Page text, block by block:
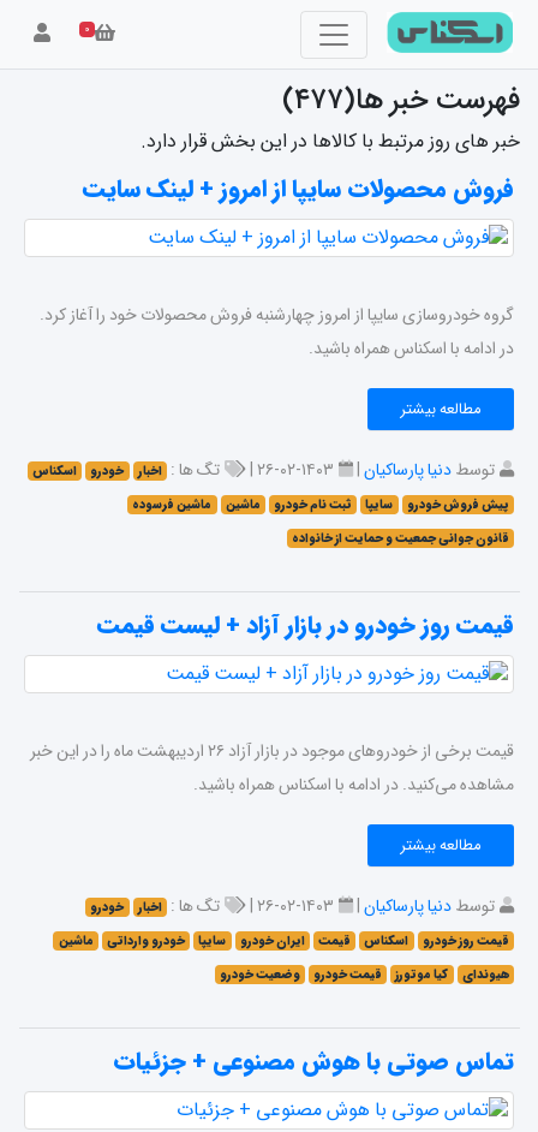
۰
فهرست خبر ها(۴۷۷)
خبر های روز مرتبط با کالاها در این بخش قرار دارد.
فروش محصولات سایپا از امروز + لینک سایت
گروه خودروسازی سایپا از امروز چهارشنبه فروش محصولات خود را آغاز کرد.
در ادامه با اسکناس همراه باشید.
مطالعه بیشتر
توسطدنیا پارساکیان| ۱۴۰۳-۰۲-۲۶ | تگ ها : اخبار خودرو
اسکناس
پیش فروش خودرو
سایپا ثبت نام خودرو ماشین
ماشین فرسوده
قانون جوانی جمعیت و حمایت از خانواده
قیمت روز خودرو در بازار آزاد + لیست قیمت
قیمت برخی از خودرو‌های موجود در بازار آزاد ۲۶ اردیبهشت ماه را در این خبر
مشاهده می‌کنید. در ادامه با اسکناس همراه باشید.
مطالعه بیشتر
توسطدنیا پارساکیان| ۱۴۰۳-۰۲-۲۶ | تگ ها : اخبار
خودرو
قیمت روز خودرو
اسکناس قیمت ایران خودرو سایپا خودرو وارداتی
ماشین
هیوندای
کیا موتورز قیمت خودرو وضعیت خودرو
تماس صوتی با هوش مصنوعی + جزئیات